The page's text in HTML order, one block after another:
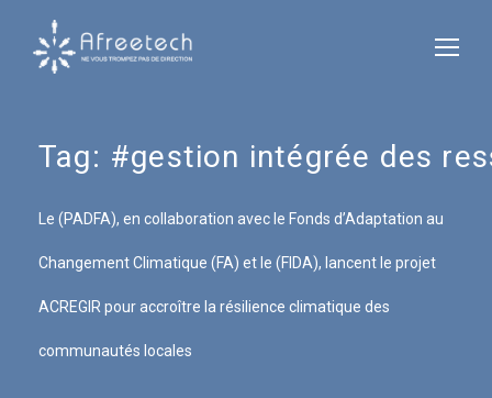
Tag: #gestion intégrée des
Le (PADFA), en collaboration avec le Fonds d’Adaptation au
Changement Climatique (FA) et le (FIDA), lancent le projet
ACREGIR pour accroître la résilience climatique des
communautés locales